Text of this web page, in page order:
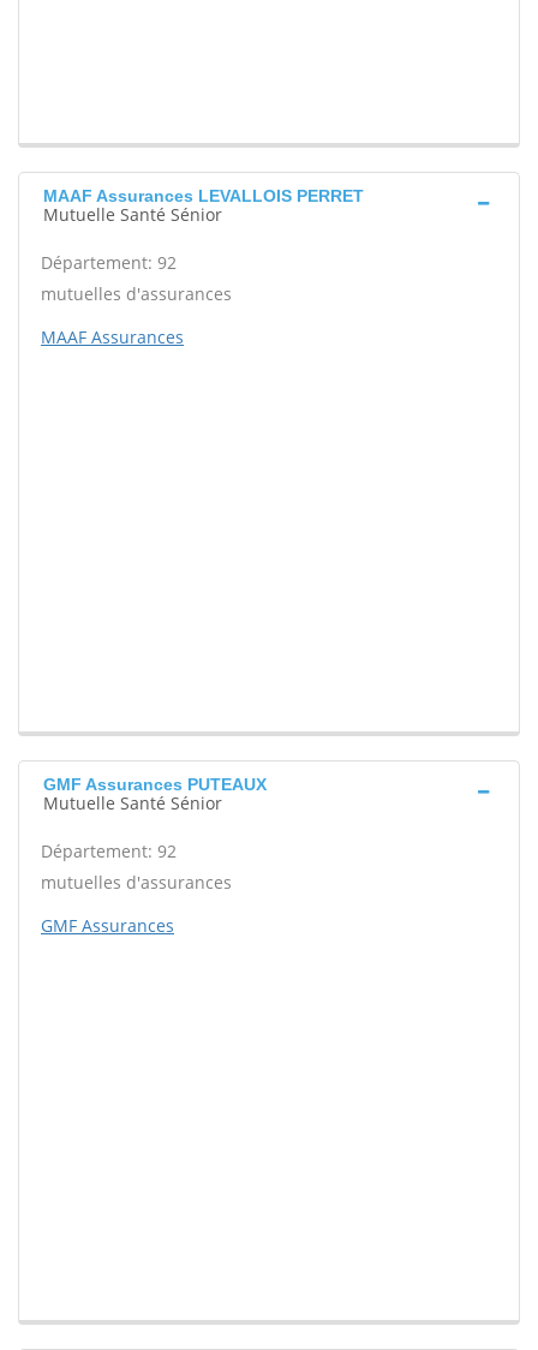
MAAF Assurances LEVALLOIS PERRET
Mutuelle Santé Sénior
Département: 92
mutuelles d'assurances
MAAF Assurances
GMF Assurances PUTEAUX
Mutuelle Santé Sénior
Département: 92
mutuelles d'assurances
GMF Assurances